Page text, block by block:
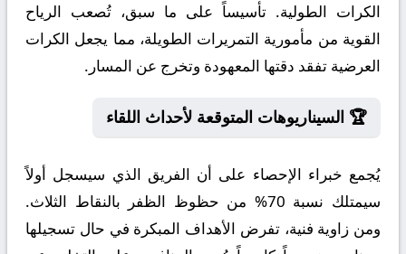
الكرات الطولية. تأسيساً على ما سبق، تُصعب الرياح
القوية من مأمورية التمريرات الطويلة، مما يجعل الكرات
العرضية تفقد دقتها المعهودة وتخرج عن المسار.
🏆 السيناريوهات المتوقعة لأحداث اللقاء
يُجمع خبراء الإحصاء على أن الفريق الذي سيسجل أولاً
سيمتلك نسبة 70% من حظوظ الظفر بالنقاط الثلاث.
ومن زاوية فنية، تفرض الأهداف المبكرة في حال تسجيلها